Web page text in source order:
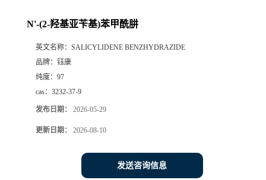
N'-(2-羟基亚苄基)苯甲酰肼
英文名称： SALICYLIDENE BENZHYDRAZIDE
品牌： 钰康
纯度： 97
cas： 3232-37-9
发布日期： 2026-05-29
更新日期： 2026-08-10
发送咨询信息